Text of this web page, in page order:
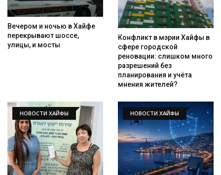
Вечером и ночью в Хайфе
перекрывают шоссе,
улицы, и мосты
Конфликт в мэрии Хайфы в
сфере городской
реновации: слишком много
разрешений без
планирования и учёта
мнения жителей?
НОВОСТИ ХАЙФЫ НОВОСТИ ХАЙФЫ